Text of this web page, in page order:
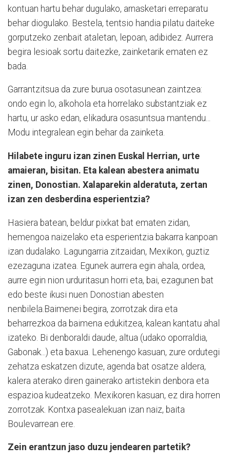
kontuan hartu behar dugulako, arnasketari erreparatu
behar diogulako. Bestela, tentsio handia pilatu daiteke
gorputzeko zenbait ataletan, lepoan, adibidez. Aurrera
begira lesioak sortu daitezke, zainketarik ematen ez
bada.
Garrantzitsua da zure burua osotasunean zaintzea:
ondo egin lo, alkohola eta horrelako substantziak ez
hartu, ur asko edan, elikadura osasuntsua mantendu...
Modu integralean egin behar da zainketa.
Hilabete inguru izan zinen Euskal Herrian, urte
amaieran, bisitan. Eta kalean abestera animatu
zinen, Donostian. Xalaparekin alderatuta, zertan
izan zen desberdina esperientzia?
Hasiera batean, beldur pixkat bat ematen zidan,
hemengoa naizelako eta esperientzia bakarra kanpoan
izan dudalako. Lagungarria zitzaidan, Mexikon, guztiz
ezezaguna izatea. Egunek aurrera egin ahala, ordea,
aurre egin nion urduritasun horri eta, bai, ezagunen bat
edo beste ikusi nuen Donostian abesten
nenbilela.Baimenei begira, zorrotzak dira eta
beharrezkoa da baimena edukitzea, kalean kantatu ahal
izateko. Bi denboraldi daude, altua (udako oporraldia,
Gabonak...) eta baxua. Lehenengo kasuan, zure ordutegi
zehatza eskatzen dizute, agenda bat osatze aldera,
kalera aterako diren gainerako artistekin denbora eta
espazioa kudeatzeko. Mexikoren kasuan, ez dira horren
zorrotzak. Kontxa pasealekuan izan naiz, baita
Boulevarrean ere.
Zein erantzun jaso duzu jendearen partetik?